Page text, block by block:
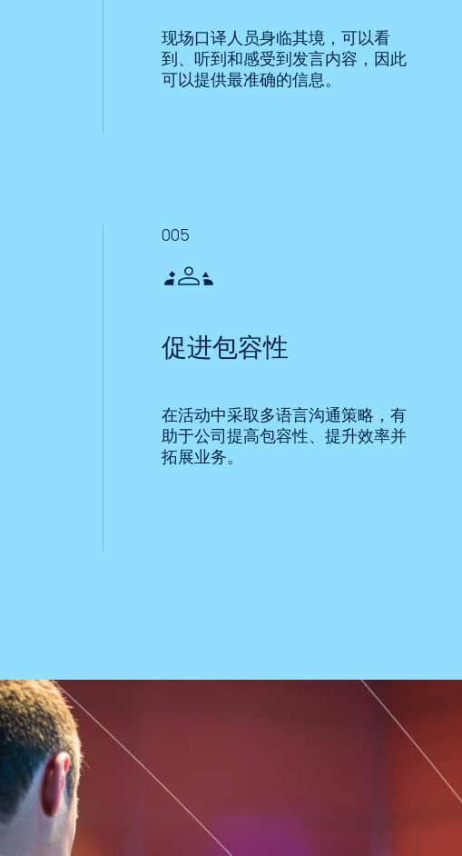
现场口译人员身临其境，可以看
到、听到和感受到发言内容，因此
可以提供最准确的信息。
005
促进包容性
在活动中采取多语言沟通策略，有
助于公司提高包容性、提升效率并
拓展业务。